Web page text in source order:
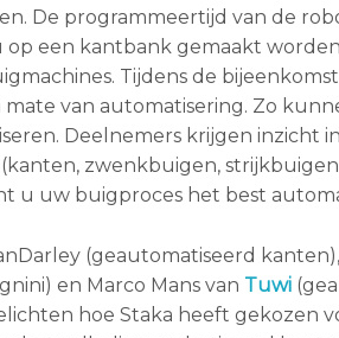
De programmeertijd van de
op een kantbank gemaakt
Tijdens de
van automatisering. Zo
Deelnemers krijgen inzicht
zwenkbuigen,
u uw buigproces het best
(geautomatiseerd
en Marco Mans van Tuwi
hoe Staka heeft gekozen